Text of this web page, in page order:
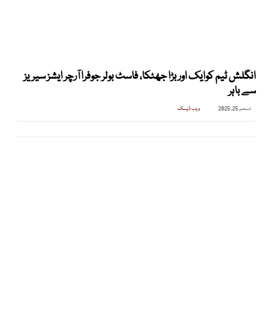
انگلش ٹیم کوایک اور بڑا جھٹکا، فاسٹ بولر جوفرا آرچر ایشز سیریز
سے باہر
دسمبر 25, 2025 ویب ڈیسک